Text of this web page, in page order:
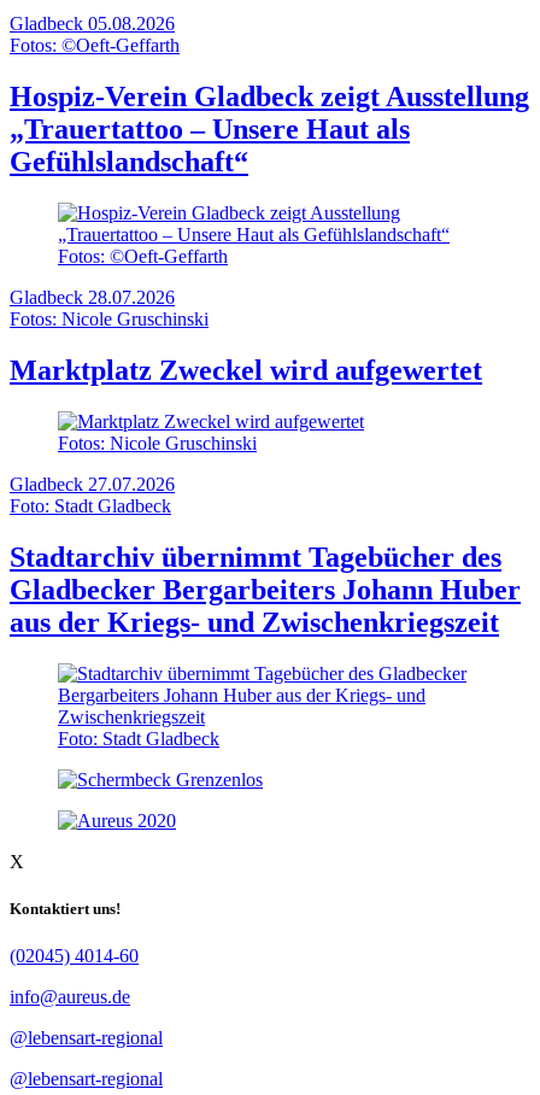
Gladbeck 05.08.2026
Fotos: ©Oeft-Geffarth
Hospiz-Verein Gladbeck zeigt Ausstellung
„Trauertattoo – Unsere Haut als
Gefühlslandschaft“
Fotos: ©Oeft-Geffarth
Gladbeck 28.07.2026
Fotos: Nicole Gruschinski
Marktplatz Zweckel wird aufgewertet
Fotos: Nicole Gruschinski
Gladbeck 27.07.2026
Foto: Stadt Gladbeck
Stadtarchiv übernimmt Tagebücher des
Gladbecker Bergarbeiters Johann Huber
aus der Kriegs- und Zwischenkriegszeit
Foto: Stadt Gladbeck
X
Kontaktiert uns!
(02045) 4014-60
info@aureus.de
@lebensart-regional
@lebensart-regional